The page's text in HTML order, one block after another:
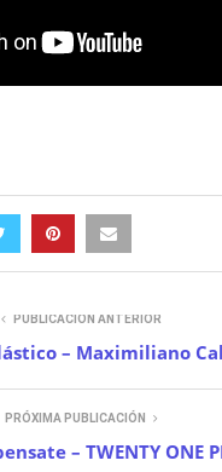
PUBLICACIÓN ANTERIOR
– Maximiliano
PRÓXIMA PUBLICACIÓN
– TWENTY ONE